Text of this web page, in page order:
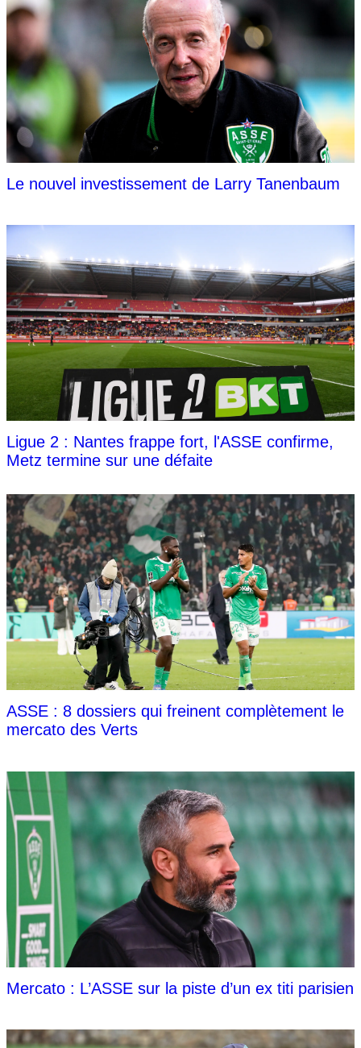
Le nouvel investissement de Larry Tanenbaum
Ligue 2 : Nantes frappe fort, l'ASSE confirme,
Metz termine sur une défaite
ASSE : 8 dossiers qui freinent complètement le
mercato des Verts
Mercato : L’ASSE sur la piste d’un ex titi parisien